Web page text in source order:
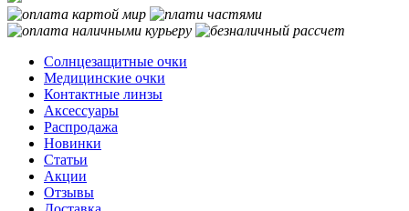
Солнцезащитные очки
Медицинские очки
Контактные линзы
Аксессуары
Распродажа
Новинки
Статьи
Акции
Отзывы